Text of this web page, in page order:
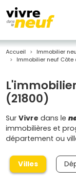
Accueil Immobilier
Immobilier neuf Côte
(21800)
Sur Vivre dans le
immobilières et
département ou
Villes